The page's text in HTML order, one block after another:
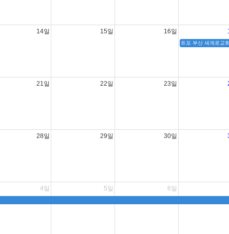
14일 15일 16일
트포 부산 세계로교
21일 22일 23일
28일 29일 30일
4일 5일 6일